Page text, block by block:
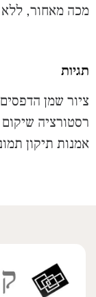
מכה מאחור,
תגיות
ציור שמן הדפסים
רסטורציה
אמנות תיקון